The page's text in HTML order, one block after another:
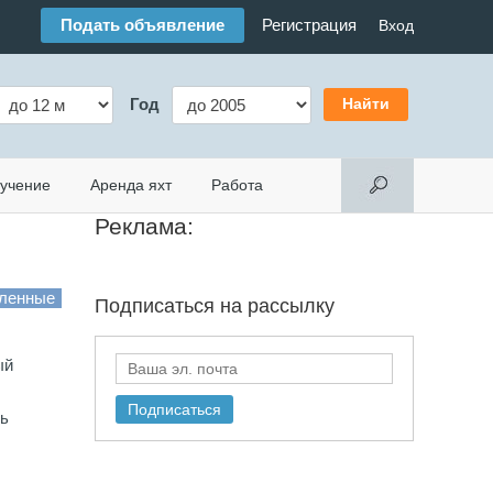
Подать объявление Регистрация Вход
Год
Аренда яхт Работа
Реклама:
Подписаться на рассылку